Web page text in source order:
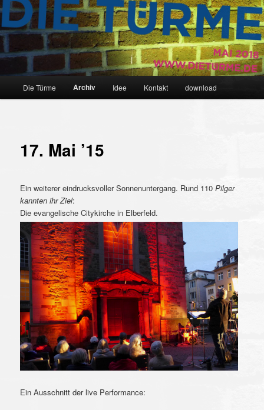
Die Türme
Die Bergische Literaturperformance # Ein Projekt von Andy Dino Iussa &
Olaf Reitz
Zum Inhalt wechseln
Die Türme Archiv Idee Kontakt download
17. Mai ’15
Ein weiterer eindrucksvoller Sonnenuntergang. Rund 110Pilger
kannten ihr Ziel:
Die evangelische Citykirche in Elberfeld.
Ein Ausschnitt der live Performance: